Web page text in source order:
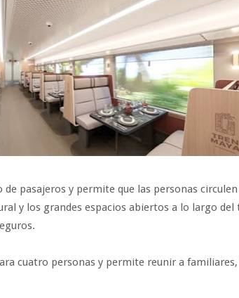
pasajeros y permite que las personas
y los grandes espacios abiertos a lo largo del
cuatro personas y permite reunir a